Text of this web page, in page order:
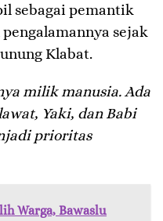
sebagai pemantik
sejak
Klabat.
milik manusia. Ada
Yaki, dan Babi
prioritas
Warga, Bawaslu